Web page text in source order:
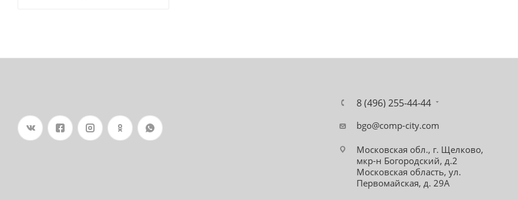
8 (496) 255-44-44
bgo@comp-city.com
Московская обл., г. Щелково,
мкр-н Богородский, д.2
Московская область, ул.
Первомайская, д. 29А